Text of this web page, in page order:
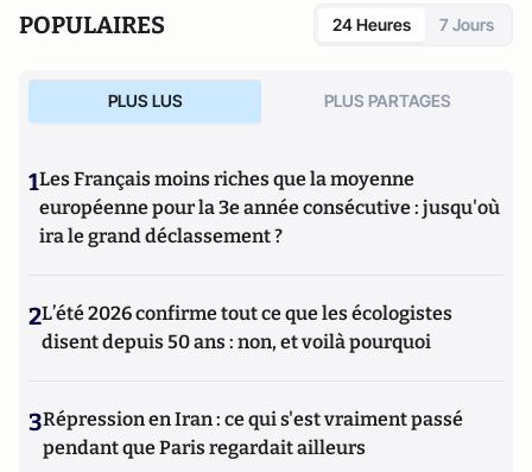
POPULAIRES 24 Heures 7 Jours
PLUS LUS PLUS PARTAGES
1Les Français moins riches que la moyenne
européenne pour la 3e année consécutive : jusqu'où
ira le grand déclassement ?
2L’été 2026 confirme tout ce que les écologistes
disent depuis 50 ans : non, et voilà pourquoi
3Répression en Iran : ce qui s'est vraiment passé
pendant que Paris regardait ailleurs